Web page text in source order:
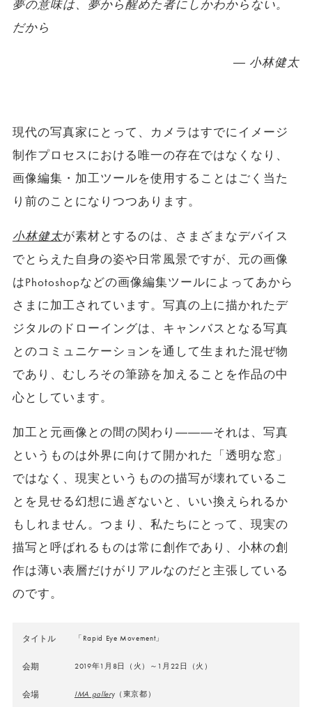
夢の意味は、夢から醒めた者にしかわからない。
だから
― 小林健太
現代の写真家にとって、カメラはすでにイメージ
制作プロセスにおける唯一の存在ではなくなり、
画像編集・加工ツールを使用することはごく当た
り前のことになりつつあります。
小林健太が素材とするのは、さまざまなデバイス
でとらえた自身の姿や日常風景ですが、元の画像
はPhotoshopなどの画像編集ツールによってあから
さまに加工されています。写真の上に描かれたデ
ジタルのドローイングは、キャンバスとなる写真
とのコミュニケーションを通して生まれた混ぜ物
であり、むしろその筆跡を加えることを作品の中
心としています。
加工と元画像との間の関わり―――それは、写真
というものは外界に向けて開かれた「透明な窓」
ではなく、現実というものの描写が壊れているこ
とを見せる幻想に過ぎないと、いい換えられるか
もしれません。つまり、私たちにとって、現実の
描写と呼ばれるものは常に創作であり、小林の創
作は薄い表層だけがリアルなのだと主張している
のです。
タイトル 「Rapid Eye Movement」
会期 2019年1月8日（火）～1月22日（火）
会場 IMA gallery（東京都）